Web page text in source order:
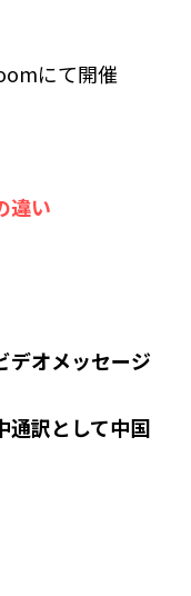
にて開催
違い
デオメッセージ
通訳として中国